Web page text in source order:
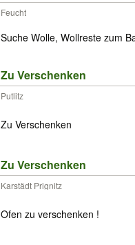
Feucht
Suche Wolle, Wollreste zum
Zu Verschenken
Putlitz
Zu Verschenken
Zu Verschenken
Karstädt Prignitz
Ofen zu verschenken !